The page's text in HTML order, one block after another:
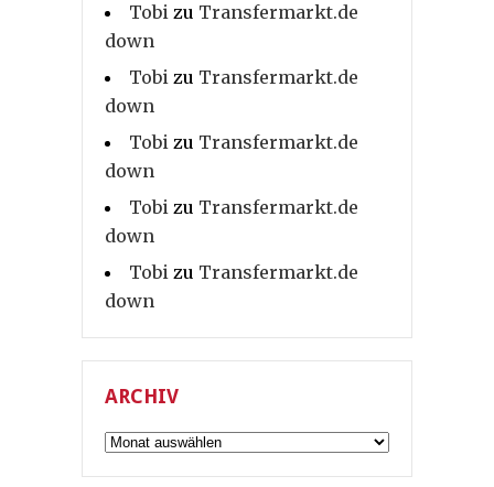
Tobi zu Transfermarkt.de
down
Tobi zu Transfermarkt.de
down
Tobi zu Transfermarkt.de
down
Tobi zu Transfermarkt.de
down
Tobi zu Transfermarkt.de
down
ARCHIV
Archiv